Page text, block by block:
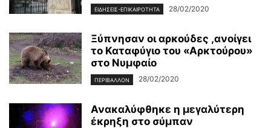
ΕΙΔΉΣΕΙΣ-ΕΠΙΚΑΙΡΌΤΗΤΑ 28/02/2020
Ξύπνησαν οι αρκούδες ,ανοίγει
το Καταφύγιο του «Αρκτούρου»
στο Νυμφαίο
ΠΕΡΙΒΆΛΛΟΝ 28/02/2020
Ανακαλύφθηκε η μεγαλύτερη
έκρηξη στο σύμπαν